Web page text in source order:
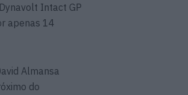
Intact GP
apenas 14
Almansa
do